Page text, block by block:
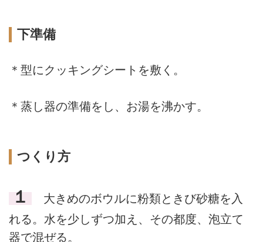
下準備
＊型にクッキングシートを敷く。
＊蒸し器の準備をし、お湯を沸かす。
つくり方
１
大きめのボウルに粉類ときび砂糖を入
れる。水を少しずつ加え、その都度、泡立て
器で混ぜる。